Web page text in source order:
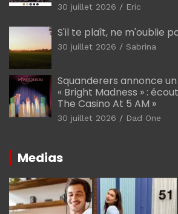
30 juillet 2026 Eric
S'il te plaît, ne m'oublie
30 juillet 2026 Sabrina
Squanderers annonce
« Bright Madness » :
The Casino At 5 AM »
30 juillet 2026 Dad One
Medias